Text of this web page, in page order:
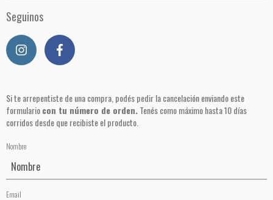
Seguinos
Si te arrepentiste de una compra, podés pedir la cancelación enviando este
formulariocon tu número de orden.Tenés como máximo hasta 10 días
corridos desde que recibiste el producto.
Nombre
Email